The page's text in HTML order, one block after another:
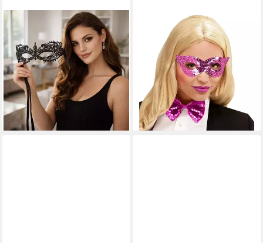
Verkleidungsmaske
Augenmaske – Gothic &
Venezianisch Spitze Maske –
Fasching & Karneval
3,99 €
UVP6,99 €
-43%
lieferbar - in 4-5 Werktagen bei dir
WIDMANN S.R.L.
Verkleidungsmaske
Augenmaske mit Pailletten
'Katzenauge' - 05913, P
2,99 €
lieferbar - in 2-3 Werktagen bei dir